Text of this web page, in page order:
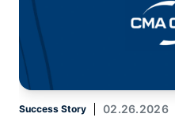
Success Story 02.26.2026